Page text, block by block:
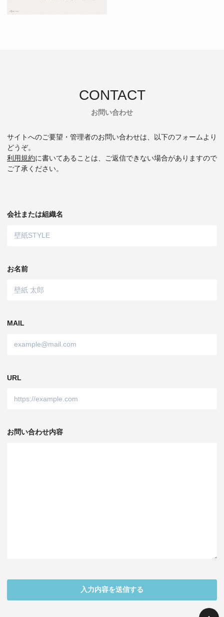
CONTACT
お問い合わせ
サイトへのご要望・管理者のお問い合わせは、以下のフォームより
どうぞ。
利用規約に書いてあることは、ご返信できない場合がありますので
ご了承ください。
会社または組織名
お名前
MAIL
URL
お問い合わせ内容
入力内容を送信する